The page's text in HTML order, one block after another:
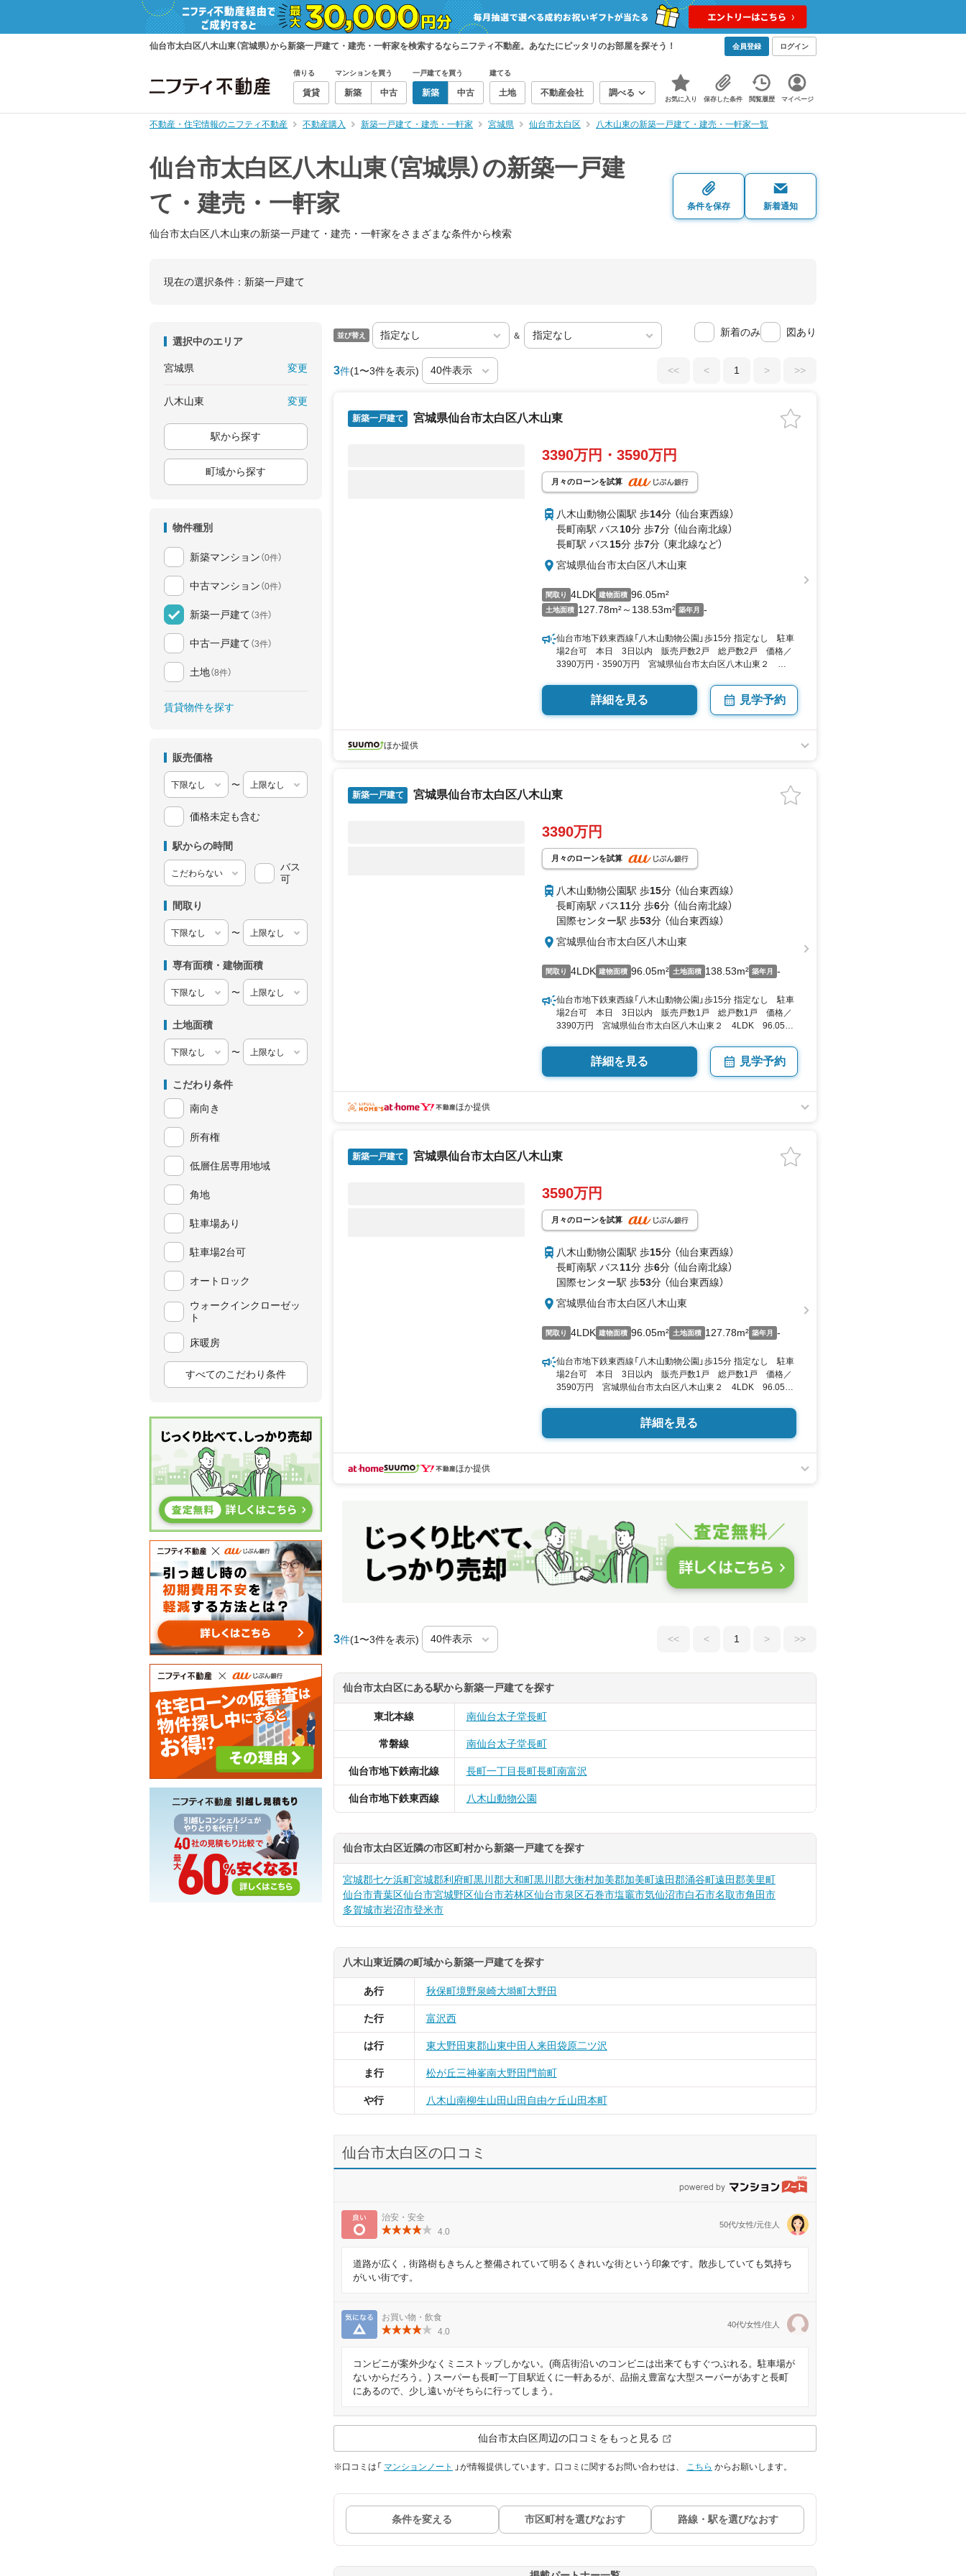
仙台市太白区八木山東（宮城県）から新築一戸建て・建売・一軒家を検索するならニフティ不動産。あなたにピッタリのお部屋を探そう！ 会員登録 ログイン
借りる
賃貸
マンションを買う
新築 中古
一戸建てを買う
新築 中古
建てる
土地 不動産会社 調べる
お気に入り 保存した条件 閲覧履歴 マイページ
不動産・住宅情報のニフティ不動産 不動産購入 新築一戸建て・建売・一軒家 宮城県 仙台市太白区 八木山東の新築一戸建て・建売・一軒家一覧
仙台市太白区八木山東（宮城県）の新築一戸建
て・建売・一軒家
仙台市太白区八木山東の新築一戸建て・建売・一軒家をさまざまな条件から検索
条件を保存 新着通知
現在の選択条件： 新築一戸建て
選択中のエリア
宮城県 変更
八木山東 変更
駅から探す
町域から探す
物件種別
新築マンション （0件）
中古マンション （0件）
新築一戸建て （3件）
中古一戸建て （3件）
土地（8件）
賃貸物件を探す
販売価格
〜
価格未定も含む
駅からの時間
バス
可
間取り
〜
専有面積・建物面積
〜
土地面積
〜
こだわり条件
南向き
所有権
低層住居専用地域
角地
駐車場あり
駐車場2台可
オートロック
ウォークインクローゼッ
ト
床暖房
すべてのこだわり条件
並び替え ＆ 新着のみ 図あり
3件(1〜3件を表示) << < 1 > >>
新築一戸建て 宮城県仙台市太白区八木山東
3390万円・3590万円
月々のローンを試算
八木山動物公園駅 歩14分 （仙台東西線）
長町南駅 バス10分 歩7分 （仙台南北線）
長町駅 バス15分 歩7分 （東北線など）
宮城県仙台市太白区八木山東
間取り 4LDK 建物面積 96.05m²
土地面積 127.78m²～138.53m² 築年月 -
仙台市地下鉄東西線「八木山動物公園」歩15分 指定なし 駐車
場2台可 本日 3日以内 販売戸数2戸 総戸数2戸 価格／
3390万円・3590万円 宮城県仙台市太白区八木山東２
詳細を見る 見学予約
ほか提供
新築一戸建て 宮城県仙台市太白区八木山東
3390万円
月々のローンを試算
八木山動物公園駅 歩15分 （仙台東西線）
長町南駅 バス11分 歩6分 （仙台南北線）
国際センター駅 歩53分 （仙台東西線）
宮城県仙台市太白区八木山東
間取り 4LDK 建物面積 96.05m² 土地面積 138.53m² 築年月 -
仙台市地下鉄東西線「八木山動物公園」歩15分 指定なし 駐車
場2台可 本日 3日以内 販売戸数1戸 総戸数1戸 価格／
3390万円 宮城県仙台市太白区八木山東２ 4LDK 96.05平
詳細を見る 見学予約
ほか提供
新築一戸建て 宮城県仙台市太白区八木山東
3590万円
月々のローンを試算
八木山動物公園駅 歩15分 （仙台東西線）
長町南駅 バス11分 歩6分 （仙台南北線）
国際センター駅 歩53分 （仙台東西線）
宮城県仙台市太白区八木山東
間取り 4LDK 建物面積 96.05m² 土地面積 127.78m² 築年月 -
仙台市地下鉄東西線「八木山動物公園」歩15分 指定なし 駐車
場2台可 本日 3日以内 販売戸数1戸 総戸数1戸 価格／
3590万円 宮城県仙台市太白区八木山東２ 4LDK 96.05平
詳細を見る
ほか提供
3件(1〜3件を表示) << < 1 > >>
仙台市太白区にある駅から新築一戸建てを探す
東北本線 南仙台太子堂長町
常磐線 南仙台太子堂長町
仙台市地下鉄南北線 長町一丁目長町長町南富沢
仙台市地下鉄東西線 八木山動物公園
仙台市太白区近隣の市区町村から新築一戸建てを探す
宮城郡七ケ浜町宮城郡利府町黒川郡大和町黒川郡大衡村加美郡加美町遠田郡涌谷町遠田郡美里町
仙台市青葉区仙台市宮城野区仙台市若林区仙台市泉区石巻市塩竈市気仙沼市白石市名取市角田市
多賀城市岩沼市登米市
八木山東近隣の町域から新築一戸建てを探す
あ行 秋保町境野泉崎大塒町大野田
た行 富沢西
は行 東大野田東郡山東中田 人来田袋原二ツ沢
ま行 松が丘三神峯南大野田 門前町
や行 八木山南柳生山田 山田自由ケ丘山田本町
仙台市太白区の口コミ
良い
治安・安全
4.0
50代/女性/元住人
道路が広く，街路樹もきちんと整備されていて明るくきれいな街という印象です。散歩していても気持ち
がいい街です。
気になる
お買い物・飲食
4.0
40代/女性/住人
コンビニが案外少なくミニストップしかない。(商店街沿いのコンビニは出来てもすぐつぶれる。駐車場が
ないからだろう。) スーパーも長町一丁目駅近くに一軒あるが、品揃え豊富な大型スーパーがあすと長町
にあるので、少し遠いがそちらに行ってしまう。
仙台市太白区周辺の口コミをもっと見る
※口コミは「 マンションノート 」が情報提供しています。口コミに関するお問い合わせは、 こちら からお願いします。
条件を変える 市区町村を選びなおす 路線・駅を選びなおす